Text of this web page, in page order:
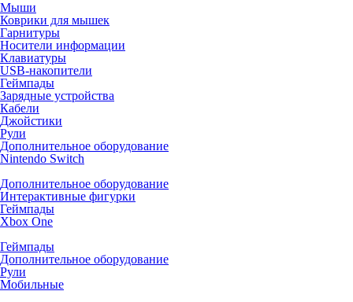
Мыши
Коврики для мышек
Гарнитуры
Носители информации
Клавиатуры
USB-накопители
Геймпады
Зарядные устройства
Кабели
Джойстики
Рули
Дополнительное оборудование
Nintendo Switch
Дополнительное оборудование
Интерактивные фигурки
Геймпады
Xbox One
Геймпады
Дополнительное оборудование
Рули
Мобильные